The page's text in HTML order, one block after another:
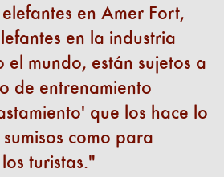
en Amer Fort,
en la industria
el mundo, están sujetos a
de entrenamiento
que los hace lo
como para
turistas.